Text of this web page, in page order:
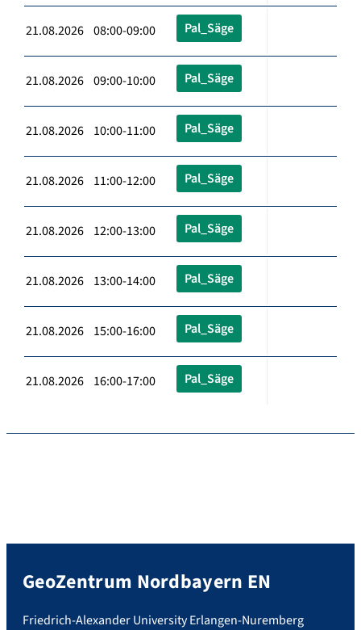
21.08.2026 08:00-09:00 Pal_Säge
21.08.2026 09:00-10:00 Pal_Säge
21.08.2026 10:00-11:00 Pal_Säge
21.08.2026 11:00-12:00 Pal_Säge
21.08.2026 12:00-13:00 Pal_Säge
21.08.2026 13:00-14:00 Pal_Säge
21.08.2026 15:00-16:00 Pal_Säge
21.08.2026 16:00-17:00 Pal_Säge
GeoZentrum Nordbayern EN
Friedrich-Alexander University Erlangen-Nuremberg